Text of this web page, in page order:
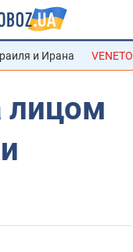
и Ирана VENETO
лицом